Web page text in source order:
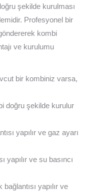
şekilde kurulması
Profesyonel bir
kombi
ve kurulumu
bir kombiniz varsa,
doğru şekilde kurulur
yapılır ve gaz ayarı
yapılır ve su basıncı
yapılır ve